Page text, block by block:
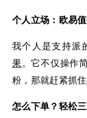
个人立场：欧易
我个人是支持派
果。它不仅操作
粉，那就赶紧抓
怎么下单？轻松